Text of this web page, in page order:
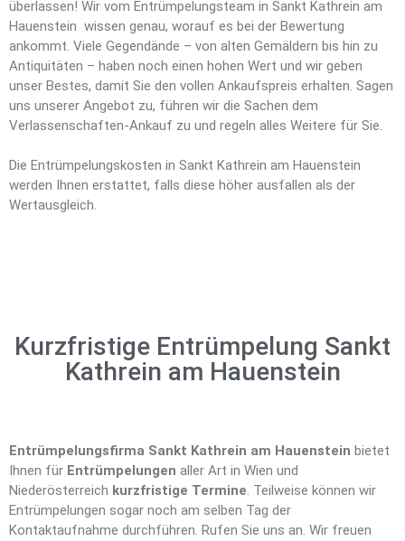
überlassen! Wir vom Entrümpelungsteam in Sankt Kathrein am
Hauenstein wissen genau, worauf es bei der Bewertung
ankommt. Viele Gegendände – von alten Gemäldern bis hin zu
Antiquitäten – haben noch einen hohen Wert und wir geben
unser Bestes, damit Sie den vollen Ankaufspreis erhalten. Sagen
uns unserer Angebot zu, führen wir die Sachen dem
Verlassenschaften-Ankauf zu und regeln alles Weitere für Sie.
Die Entrümpelungskosten in Sankt Kathrein am Hauenstein
werden Ihnen erstattet, falls diese höher ausfallen als der
Wertausgleich.
Kurzfristige Entrümpelung Sankt
Kathrein am Hauenstein
Entrümpelungsfirma Sankt Kathrein am Hauenstein bietet
Ihnen für Entrümpelungen aller Art in Wien und
Niederösterreich kurzfristige Termine. Teilweise können wir
Entrümpelungen sogar noch am selben Tag der
Kontaktaufnahme durchführen. Rufen Sie uns an. Wir freuen